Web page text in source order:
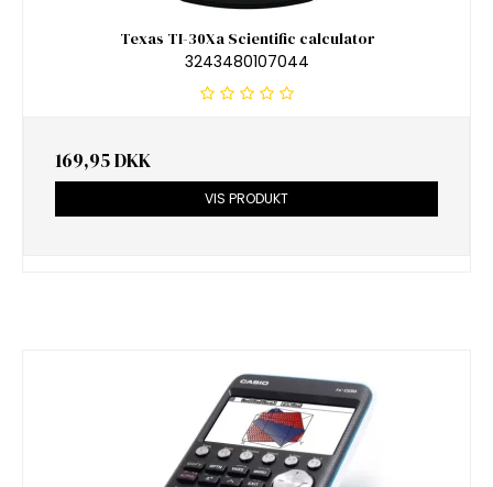
Texas TI-30Xa Scientific calculator
3243480107044
169,95 DKK
VIS PRODUKT